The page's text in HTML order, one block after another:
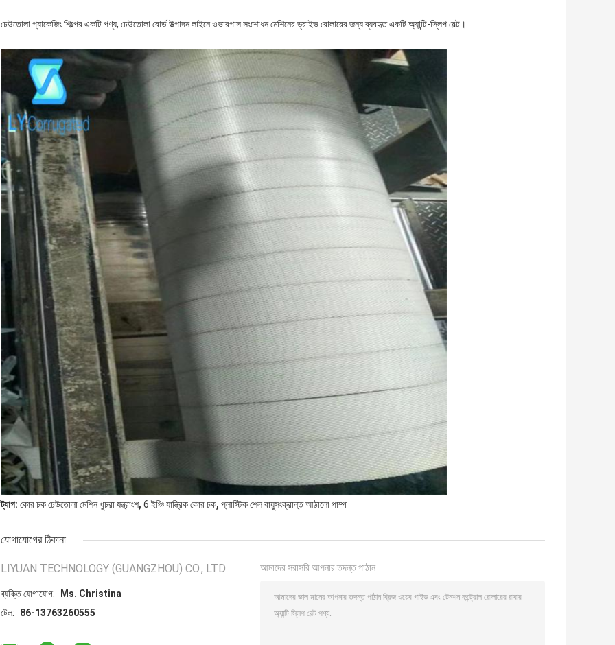
ঢেউতোলা প্যাকেজিং শিল্পের একটি পণ্য, ঢেউতোলা বোর্ড উত্পাদন লাইনে ওভারপাস সংশোধন মেশিনের ড্রাইভ রোলারের জন্য ব্যবহৃত একটি অ্যান্টি-স্লিপ বেল্ট।
ট্যাগ: কোর চক ঢেউতোলা মেশিন খুচরা যন্ত্রাংশ, 6 ইঞ্চি যান্ত্রিক কোর চক, প্লাস্টিক শেল বায়ুসংক্রান্ত আঠালো পাম্প
যোগাযোগের ঠিকানা
LIYUAN TECHNOLOGY (GUANGZHOU) CO., LTD
ব্যক্তি যোগাযোগ:
Ms. Christina
টেল:
86-13763260555
আমাদের সরাসরি আপনার তদন্ত পাঠান